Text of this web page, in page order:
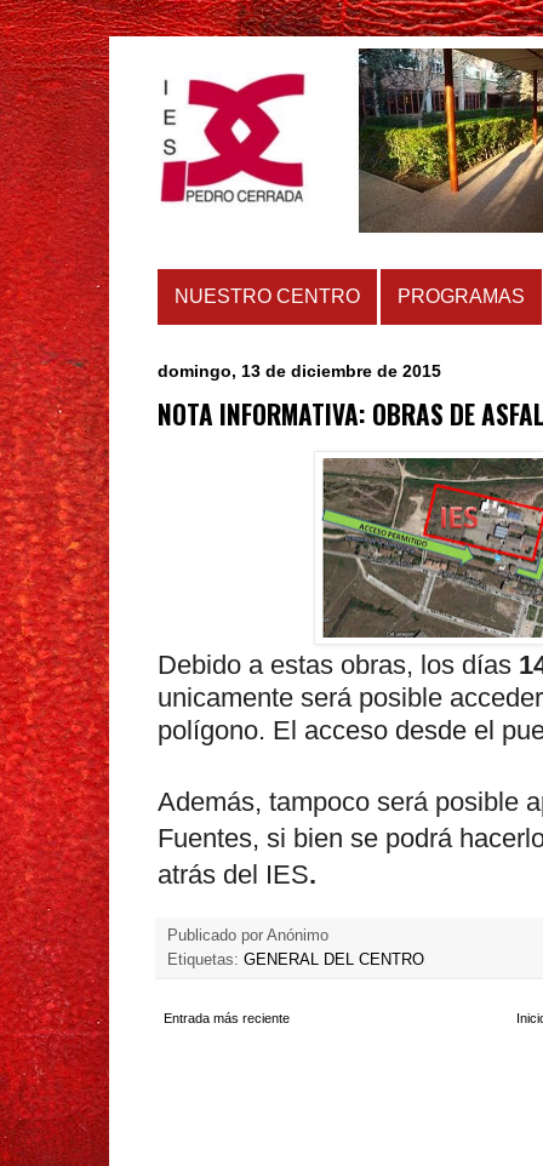
NUESTRO CENTRO PROGRAMAS
domingo, 13 de diciembre de 2015
NOTA INFORMATIVA: OBRAS DE
Debido a estas obras, los días
unicamente será posible
polígono. El acceso desde el
Además, tampoco será posible
Fuentes, si bien se podrá
atrás del IES.
Publicado por Anónimo
Etiquetas: GENERAL DEL CENTRO
Entrada más reciente